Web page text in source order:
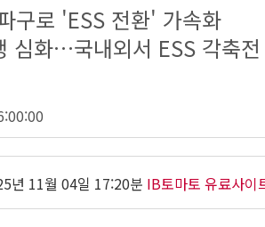
구로 'ESS 전환' 가속화
심화…국내외서 ESS 각축전
년 11월 04일 17:20분 IB토마토 유료사이